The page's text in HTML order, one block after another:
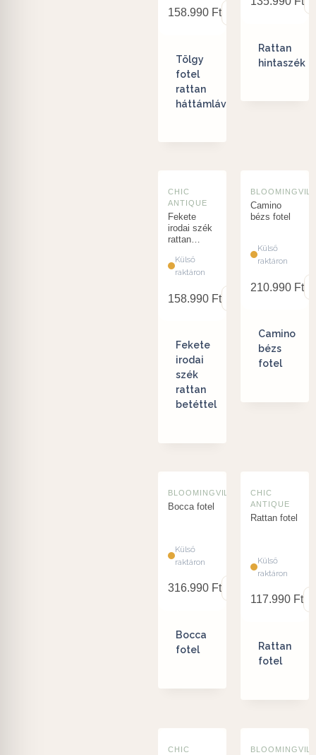
158.990 Ft
Tölgy
fotel
rattan
háttámlával
Rattan
hintaszék
CHIC
ANTIQUE
Fekete
irodai szék
rattan
Külső
raktáron
158.990 Ft
Fekete
irodai
szék
rattan
betéttel
Camino
bézs fotel
Külső
raktáron
210.990 Ft
Camino
bézs
fotel
BLOOMINGVILLE
Bocca fotel
Külső
raktáron
316.990 Ft
Bocca
fotel
CHIC
ANTIQUE
Rattan fotel
Külső
raktáron
117.990 Ft
Rattan
fotel
CHIC